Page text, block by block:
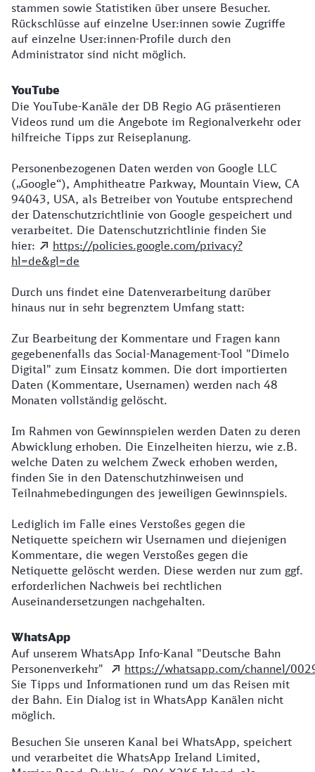
stammen sowie Statistiken über unsere Besucher.
Rückschlüsse auf einzelne User:innen sowie Zugriffe
auf einzelne User:innen-Profile durch den
Administrator sind nicht möglich.
YouTube
Die YouTube-Kanäle der DB Regio AG präsentieren
Videos rund um die Angebote im Regionalverkehr oder
hilfreiche Tipps zur Reiseplanung.
Personenbezogenen Daten werden von Google LLC
(„Google“), Amphitheatre Parkway, Mountain View, CA
94043, USA, als Betreiber von Youtube entsprechend
der Datenschutzrichtlinie von Google gespeichert und
verarbeitet. Die Datenschutzrichtlinie finden Sie
hier:
https://policies.google.com/privacy?
hl=de&gl=de
Durch uns findet eine Datenverarbeitung darüber
hinaus nur in sehr begrenztem Umfang statt:
Zur Bearbeitung der Kommentare und Fragen kann
gegebenenfalls das Social-Management-Tool "Dimelo
Digital" zum Einsatz kommen. Die dort importierten
Daten (Kommentare, Usernamen) werden nach 48
Monaten vollständig gelöscht.
Im Rahmen von Gewinnspielen werden Daten zu deren
Abwicklung erhoben. Die Einzelheiten hierzu, wie z.B.
welche Daten zu welchem Zweck erhoben werden,
finden Sie in den Datenschutzhinweisen und
Teilnahmebedingungen des jeweiligen Gewinnspiels.
Lediglich im Falle eines Verstoßes gegen die
Netiquette speichern wir Usernamen und diejenigen
Kommentare, die wegen Verstoßes gegen die
Netiquette gelöscht werden. Diese werden nur zum ggf.
erforderlichen Nachweis bei rechtlichen
Auseinandersetzungen nachgehalten.
WhatsApp
Auf unserem WhatsApp Info-Kanal "Deutsche Bahn
Personenverkehr"
https://whatsapp.com/channel/
Sie Tipps und Informationen rund um das Reisen mit
der Bahn. Ein Dialog ist in WhatsApp Kanälen nicht
möglich.
Besuchen Sie unseren Kanal bei WhatsApp, speichert
und verarbeitet die WhatsApp Ireland Limited,